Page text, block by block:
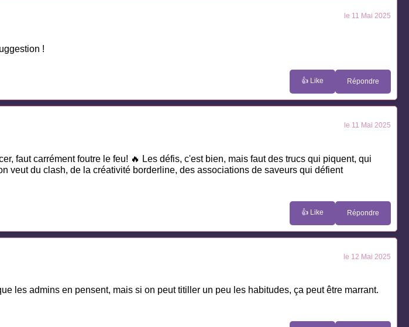
le 11 Mai 2025
!
👍 Like Répondre
le 11 Mai 2025
faut carrément foutre le feu! 🔥 Les défis, c'est bien, mais faut des trucs qui piquent, qui
veut du clash, de la créativité borderline, des associations de saveurs qui défient
👍 Like Répondre
le 12 Mai 2025
les admins en pensent, mais si on peut titiller un peu les habitudes, ça peut être marrant.